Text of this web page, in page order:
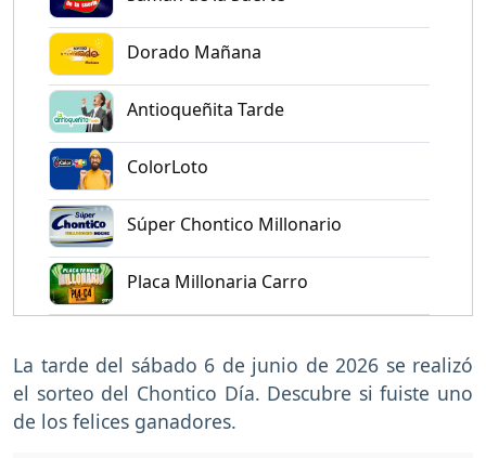
Dorado Mañana
Antioqueñita Tarde
ColorLoto
Súper Chontico Millonario
Placa Millonaria Carro
La tarde del sábado 6 de junio de 2026 se realizó
el sorteo del Chontico Día. Descubre si fuiste uno
de los felices ganadores.